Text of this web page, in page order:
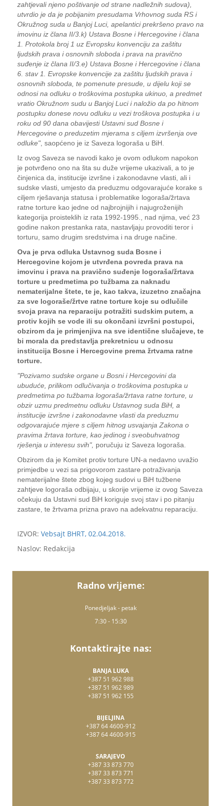
zahtjevali njeno poštivanje od strane nadležnih sudova),
utvrdio je da je pobijanim presudama Vrhovnog suda RS i
Okružnog suda u Banjoj Luci, apelantici prekršeno pravo na
imovinu iz člana II/3.k) Ustava Bosne i Hercegovine i člana
1. Protokola broj 1 uz Evropsku konvenciju za zaštitu
ljudskih prava i osnovnih sloboda i prava na pravično
suđenje iz člana II/3.e) Ustava Bosne i Hercegovine i člana
6. stav 1. Evropske konvencije za zaštitu ljudskih prava i
osnovnih sloboda, te pomenute presude, u dijelu koji se
odnosi na odluku o troškovima postupka ukinuo, a predmet
vratio Okružnom sudu u Banjoj Luci i naložio da po hitnom
postupku donese novu odluku u vezi troškova postupka i u
roku od 90 dana obavijesti Ustavni sud Bosne i
Hercegovine o preduzetim mjerama s ciljem izvršenja ove
odluke", saopćeno je iz Saveza logoraša u BiH.
Iz ovog Saveza se navodi kako je ovom odlukom napokon
je potvrđeno ono na šta su duže vrijeme ukazivali, a to je
činjenica da, institucije izvršne i zakonodavne vlasti, ali i
sudske vlasti, umjesto da preduzmu odgovarajuće korake s
ciljem rješavanja statusa i problematike logoraša/žrtava
ratne torture kao jedne od najbrojnijih i najugroženijih
kategorija proisteklih iz rata 1992-1995., nad njima, već 23
godine nakon prestanka rata, nastavljaju provoditi teror i
torturu, samo drugim sredstvima i na druge načine.
Ova je prva odluka Ustavnog suda Bosne i
Hercegovine kojom je utvrđena povreda prava na
imovinu i prava na pravično suđenje logoraša/žrtava
torture u predmetima po tužbama za naknadu
nematerijalne štete, te je, kao takva, izuzetno značajna
za sve logoraše/žrtve ratne torture koje su odlučile
svoja prava na reparaciju potražiti sudskim putem, a
protiv kojih se vode ili su okončani izvršni postupci,
obzirom da je primjenjiva na sve identične slučajeve, te
bi morala da predstavlja prekretnicu u odnosu
institucija Bosne i Hercegovine prema žrtvama ratne
torture.
"Pozivamo sudske organe u Bosni i Hercegovini da
ubuduće, prilikom odlučivanja o troškovima postupka u
predmetima po tužbama logoraša/žrtava ratne torture, u
obzir uzmu predmetnu odluku Ustavnog suda BiH, a
institucije izvršne i zakonodavne vlasti da preduzmu
odgovarajuće mjere s ciljem hitnog usvajanja Zakona o
pravima žrtava torture, kao jedinog i sveobuhvatnog
rješenja u interesu svih", poručuju iz Saveza logoraša.
Obzirom da je Komitet protiv torture UN-a nedavno uvažio
primjedbe u vezi sa prigovorom zastare potraživanja
nematerijalne štete zbog kojeg sudovi u BiH tužbene
zahtjeve logoraša odbijaju, u skorije vrijeme iz ovog Saveza
očekuju da Ustavni sud BiH koriguje svoj stav i po pitanju
zastare, te žrtvama prizna pravo na adekvatnu reparaciju.
IZVOR: Vebsajt BHRT, 02.04.2018.
Naslov: Redakcija
Radno vrijeme:
Ponedjeljak - petak
7:30 - 15:30
Kontaktirajte nas:
BANJA LUKA
+387 51 962 988
+387 51 962 989
+387 51 962 155
BIJELJINA
+387 64 4600-912
+387 64 4600-915
SARAJEVO
+387 33 873 770
+387 33 873 771
+387 33 873 772